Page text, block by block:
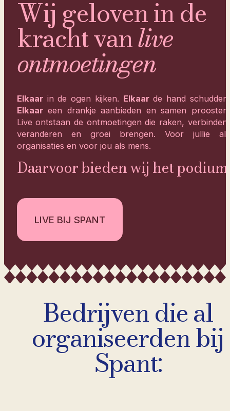
Wij geloven in de
kracht vanlive
ontmoetingen
Elkaarin de ogen kijken. Elkaarde hand schudden.
Elkaareen drankje aanbieden en samen proosten.
Live ontstaan de ontmoetingen die raken, verbinden,
veranderen en groei brengen. Voor jullie als
organisaties en voor jou als mens.
Daarvoor bieden wij het podium.
LIVE BIJ SPANT
Bedrijven die al
organiseerden bij
Spant: